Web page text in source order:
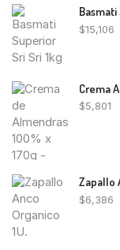
Basmati
$15,106
Crema
$5,801
Zapallo
$6,386